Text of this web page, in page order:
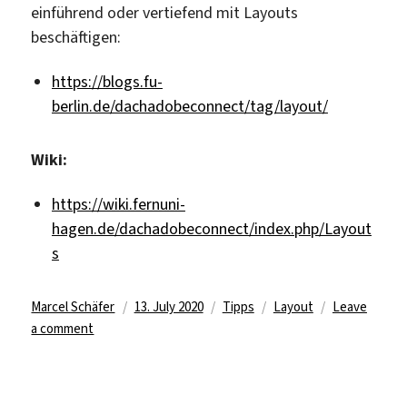
einführend oder vertiefend mit Layouts
beschäftigen:
https://blogs.fu-
berlin.de/dachadobeconnect/tag/layout/
Wiki:
https://wiki.fernuni-
hagen.de/dachadobeconnect/index.php/Layout
s
Author
Marcel Schäfer
Posted
13. July 2020 Categories
Tipps Tags
Layout
Leave
a comment